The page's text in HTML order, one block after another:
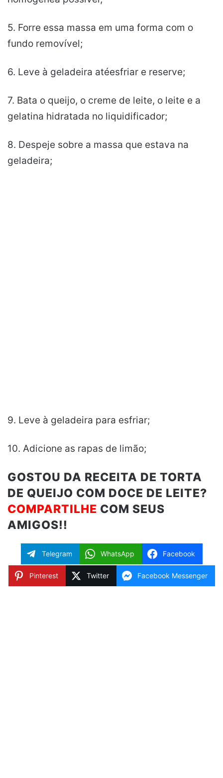
5. Forre essa massa em uma forma com o
fundo removível;
6. Leve à geladeira atéesfriar e reserve;
7. Bata o queijo, o creme de leite, o leite e a
gelatina hidratada no liquidificador;
8. Despeje sobre a massa que estava na
geladeira;
9. Leve à geladeira para esfriar;
10. Adicione as rapas de limão;
GOSTOU DA RECEITA DE TORTA
DE QUEIJO COM DOCE DE LEITE?
COMPARTILHE COM SEUS
AMIGOS!!
Telegram WhatsApp Facebook
Pinterest Twitter Facebook Messenger